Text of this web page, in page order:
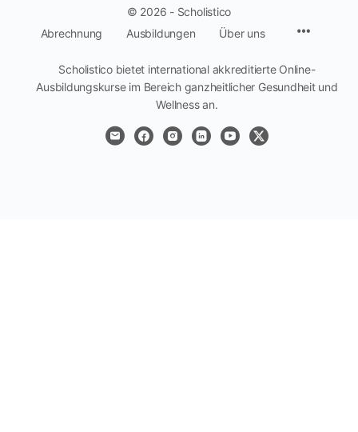
© 2026 - Scholistico
Abrechnung
Ausbildungen Über uns
Scholistico bietet international akkreditierte Online-
Ausbildungskurse im Bereich ganzheitlicher Gesundheit und
Wellness an.